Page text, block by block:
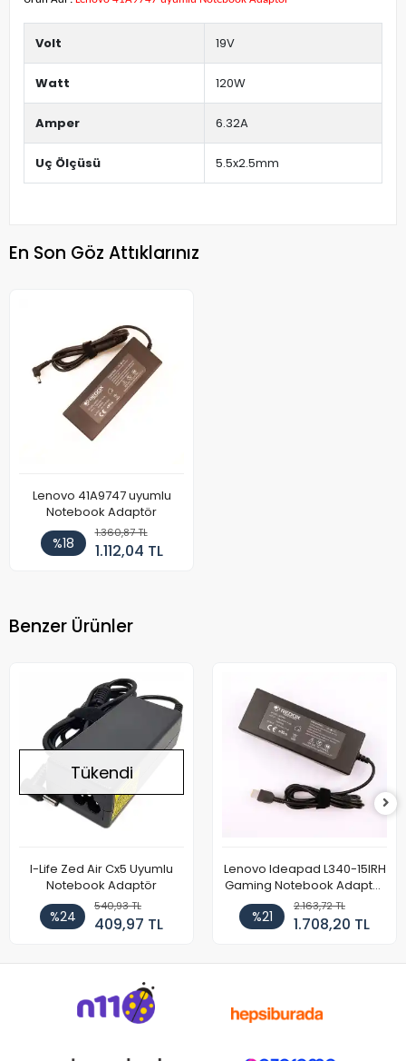
Volt 19V
Watt 120W
Amper 6.32A
Uç Ölçüsü 5.5x2.5mm
En Son Göz Attıklarınız
Lenovo 41A9747 uyumlu
Notebook Adaptör
%18
1.360,87 TL
1.112,04 TL
Benzer Ürünler
Tükendi
I-Life Zed Air Cx5 Uyumlu
Notebook Adaptör
%24
540,93 TL
409,97 TL
Lenovo Ideapad L340-15IRH
Gaming Notebook Adaptör
Cihazı Şarj Aleti (150W)
%21
2.163,72 TL
1.708,20 TL